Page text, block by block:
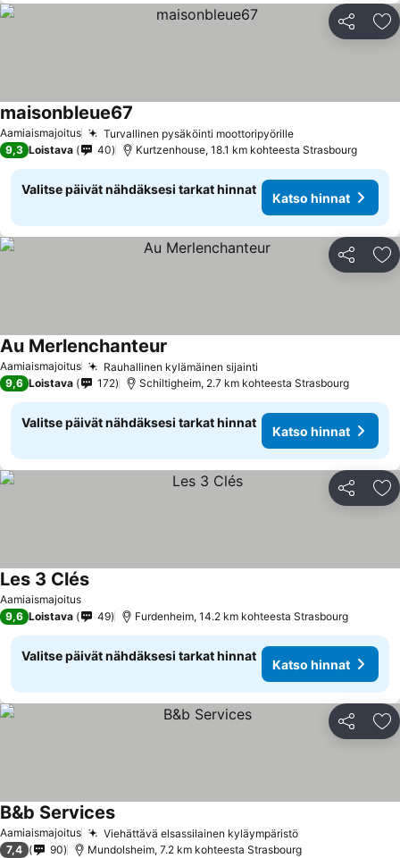
Jaa
Aamiaismajoitus Turvallinen pysäköinti moottoripyörille
maisonbleue67
9,3 Loistava 40 Kurtzenhouse, 18.1 km kohteesta Strasbourg
Valitse päivät nähdäksesi tarkat hinnat
Katso hinnat
Jaa
Aamiaismajoitus Rauhallinen kylämäinen sijainti
Au Merlenchanteur
9,6 Loistava 172 Schiltigheim, 2.7 km kohteesta Strasbourg
Valitse päivät nähdäksesi tarkat hinnat
Katso hinnat
Jaa
Aamiaismajoitus
Les 3 Clés
9,6 Loistava 49 Furdenheim, 14.2 km kohteesta Strasbourg
Valitse päivät nähdäksesi tarkat hinnat
Katso hinnat
Jaa
Aamiaismajoitus Viehättävä elsassilainen kyläympäristö
B&b Services
7,4 90 Mundolsheim, 7.2 km kohteesta Strasbourg